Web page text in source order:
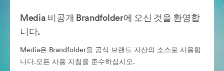
Media 비공개 Brandfolder에 오신 것을 환영합
니다.
Media은 Brandfolder을 공식 브랜드 자산의 소스로 사용합
니다.모든 사용 지침을 준수하십시오.